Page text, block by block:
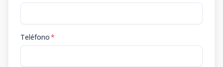
Teléfono*